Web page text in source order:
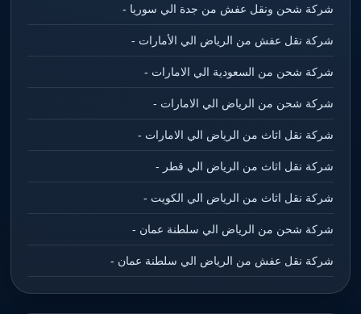
شركة شحن ونقل عفش من جدة الي سوريا -
شركة نقل عفش من الرياض الي الأمارات -
شركة شحن من السعودية الي الامارات -
شركة شحن من الرياض الي الامارات -
شركة نقل اثاث من الرياض الي الامارات -
شركة نقل اثاث من الرياض الي قطر -
شركة نقل اثاث من الرياض الي الكويت -
شركة شحن من الرياض الي سلطنة عمان -
شركة نقل عفش من الرياض الي سلطنة عمان -